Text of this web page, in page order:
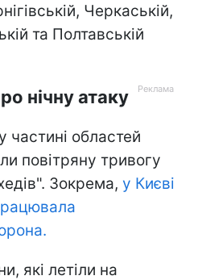
Черкаській,
та Полтавській
нічну атаку
частині областей
повітряну тривогу
Зокрема, у Києві
які летіли на